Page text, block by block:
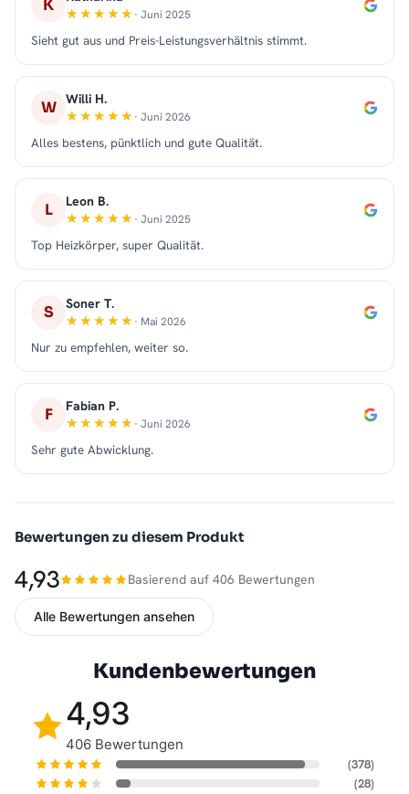
K · Juni 2025
Sieht gut aus und Preis-Leistungsverhältnis stimmt.
W Willi H.
· Juni 2026
Alles bestens, pünktlich und gute Qualität.
L Leon B.
· Juni 2025
Top Heizkörper, super Qualität.
S Soner T.
· Mai 2026
Nur zu empfehlen, weiter so.
F Fabian P.
· Juni 2026
Sehr gute Abwicklung.
Bewertungen zu diesem Produkt
4,93 Basierend auf 406 Bewertungen
Alle Bewertungen ansehen
Kundenbewertungen
4,93
406 Bewertungen
(378)
(28)